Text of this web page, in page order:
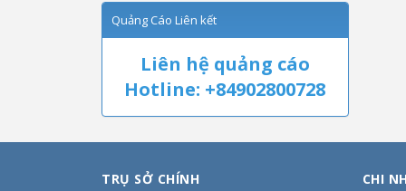
Quảng Cáo Liên kết
Liên hệ quảng cáo
Hotline: +84902800728
TRỤ SỞ CHÍNH CHI